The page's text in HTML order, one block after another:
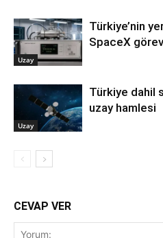
Uzay
Türkiye’nin
SpaceX
Uzay
Türkiye dahil
uzay hamlesi
CEVAP VER